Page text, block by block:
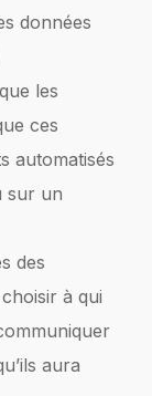
données
les
ces
automatisés
sur un
des
à qui
aura